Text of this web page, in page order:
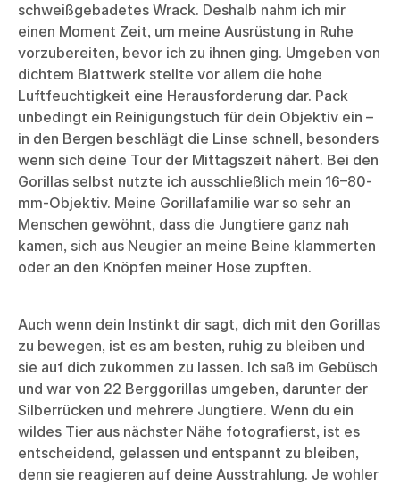
schweißgebadetes Wrack. Deshalb nahm ich mir
einen Moment Zeit, um meine Ausrüstung in Ruhe
vorzubereiten, bevor ich zu ihnen ging. Umgeben von
dichtem Blattwerk stellte vor allem die hohe
Luftfeuchtigkeit eine Herausforderung dar. Pack
unbedingt ein Reinigungstuch für dein Objektiv ein –
in den Bergen beschlägt die Linse schnell, besonders
wenn sich deine Tour der Mittagszeit nähert. Bei den
Gorillas selbst nutzte ich ausschließlich mein 16–80-
mm-Objektiv. Meine Gorillafamilie war so sehr an
Menschen gewöhnt, dass die Jungtiere ganz nah
kamen, sich aus Neugier an meine Beine klammerten
oder an den Knöpfen meiner Hose zupften.
Auch wenn dein Instinkt dir sagt, dich mit den Gorillas
zu bewegen, ist es am besten, ruhig zu bleiben und
sie auf dich zukommen zu lassen. Ich saß im Gebüsch
und war von 22 Berggorillas umgeben, darunter der
Silberrücken und mehrere Jungtiere. Wenn du ein
wildes Tier aus nächster Nähe fotografierst, ist es
entscheidend, gelassen und entspannt zu bleiben,
denn sie reagieren auf deine Ausstrahlung. Je wohler